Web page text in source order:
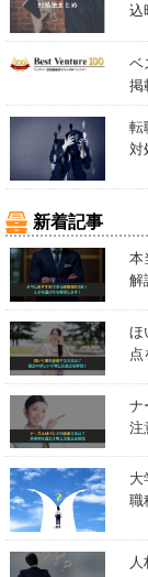
込
ベ
掲
転
対
新着記事
本
解
ほ
点
ナ
注
大
職
人